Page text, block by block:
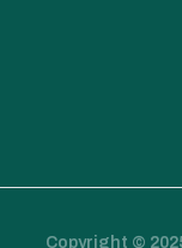
Copyright ©